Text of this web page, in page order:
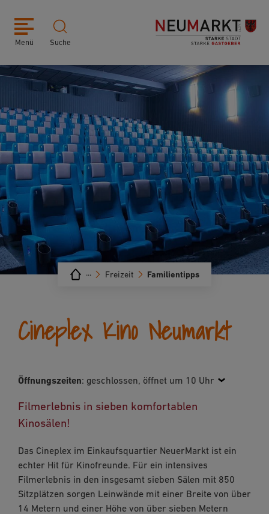
Menü Suche
Familientipps
Freizeit
···
Cineplex Kino Neumarkt
Öffnungszeiten: geschlossen, öffnet um 10 Uhr
Filmerlebnis in sieben komfortablen
Kinosälen!
Das Cineplex im Einkaufsquartier NeuerMarkt ist ein
echter Hit für Kinofreunde. Für ein intensives
Filmerlebnis in den insgesamt sieben Sälen mit 850
Sitzplätzen sorgen Leinwände mit einer Breite von über
14 Metern und einer Höhe von über sieben Metern